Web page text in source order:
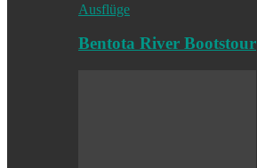
Ausflüge
Bentota River Bootstour